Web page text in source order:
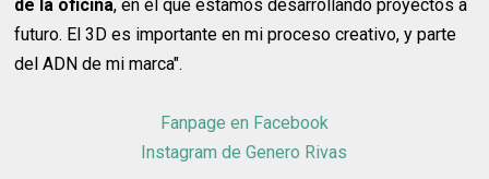
de la oficina, en el que estamos desarrollando proyectos a
futuro. El 3D es importante en mi proceso creativo, y parte
del ADN de mi marca".
Fanpage en Facebook
Instagram de Genero Rivas